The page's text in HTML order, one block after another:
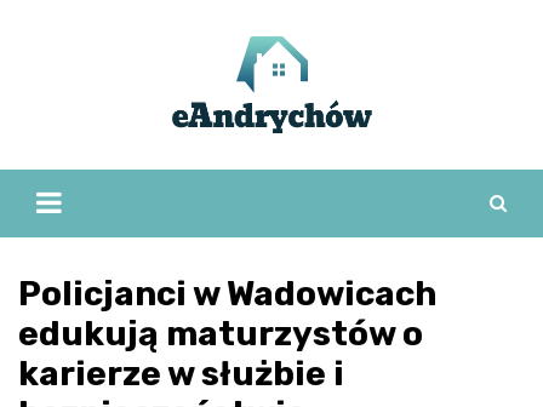
Policjanci w Wadowicach
edukują maturzystów o
karierze w służbie i